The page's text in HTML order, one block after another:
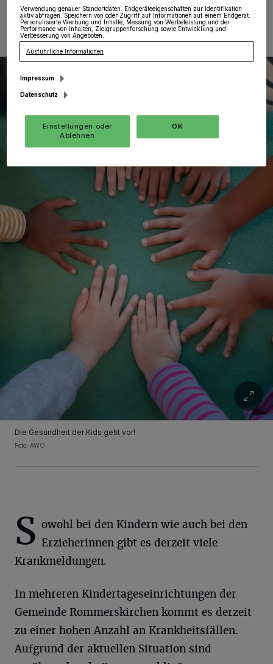
Die Gesundheit der Kids geht vor!
Foto: AWO
S owohl bei den Kindern wie auch bei den
Erzieherinnen gibt es derzeit viele
Krankmeldungen.
In mehreren Kindertageseinrichtungen der
Gemeinde Rommerskirchen kommt es derzeit
zu einer hohen Anzahl an Krankheitsfällen.
Aufgrund der aktuellen Situation sind
Verwendung genauer Standortdaten. Endgeräteeigenschaften zur Identifikation
aktiv abfragen. Speichern von oder Zugriff auf Informationen auf einem Endgerät.
Personalisierte Werbung und Inhalte, Messung von Werbeleistung und der
Performance von Inhalten, Zielgruppenforschung sowie Entwicklung und
Verbesserung von Angeboten.
Ausführliche Informationen
Impressum
Datenschutz
Einstellungen oder
Ablehnen
OK